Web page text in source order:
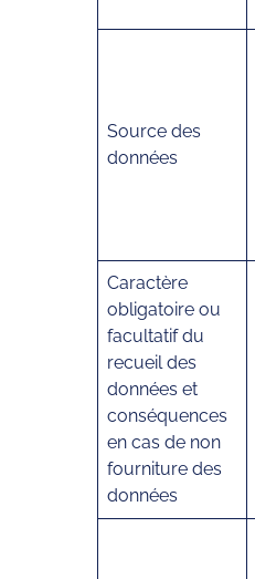
Source des
données
Caractère
obligatoire ou
facultatif du
recueil des
données et
conséquences
en cas de non
fourniture des
données